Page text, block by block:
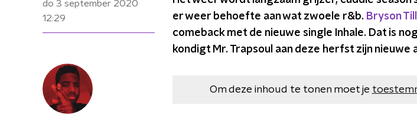
do 3 september 2020
12:29
er weer behoefte aan wat zwoele r&b. Bryson
comeback met de nieuwe single Inhale. Dat is
kondigt Mr. Trapsoul aan deze herfst zijn nieuwe
Om deze inhoud te tonen moet je